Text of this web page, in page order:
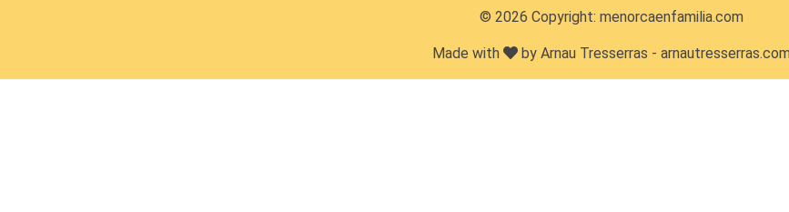
© 2026 Copyright: menorcaenfamilia.com
Made with by Arnau Tresserras -